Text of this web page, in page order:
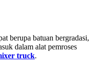
berupa batuan bergradasi,
dalam alat pemroses
truck.